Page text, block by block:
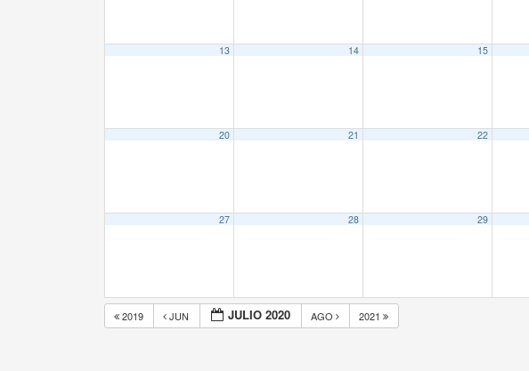
13 14 15
20 21 22
27 28 29
2019 JUN JULIO 2020 AGO 2021